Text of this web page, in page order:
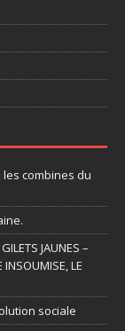
combines du
JAUNES –
INSOUMISE, LE
sociale